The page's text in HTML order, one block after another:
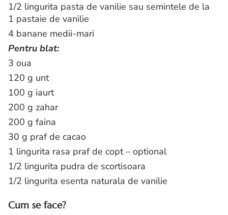
1/2 lingurita pasta de vanilie sau semintele de la
1 pastaie de vanilie
4 banane medii-mari
Pentru blat:
3 oua
120 g unt
100 g iaurt
200 g zahar
200 g faina
30 g praf de cacao
1 lingurita rasa praf de copt – optional
1/2 lingurita pudra de scortisoara
1/2 lingurita esenta naturala de vanilie
Cum se face?